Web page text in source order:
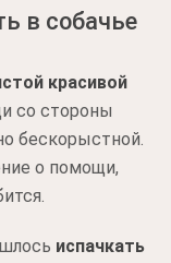
в собачье
красивой
со стороны
бескорыстной.
о помощи,
испачкать